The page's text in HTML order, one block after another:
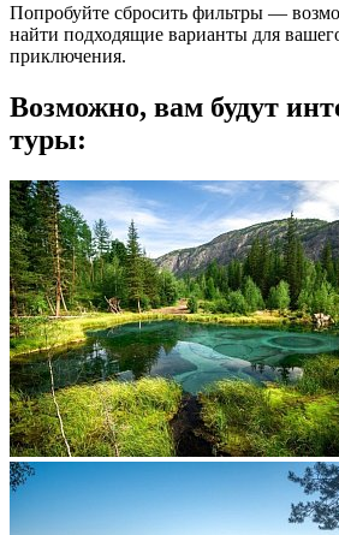
Попробуйте сбросить фильтры —
найти подходящие варианты для
приключения.
Возможно, вам будут
туры: